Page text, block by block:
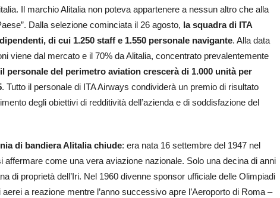
Il marchio Alitalia non poteva appartenere a nessun altro che alla
Dalla selezione cominciata il 26 agosto, la squadra di ITA
di cui 1.250 staff e 1.550 personale navigante. Alla data
viene dal mercato e il 70% da Alitalia, concentrato prevalentemente
il personale del perimetro aviation crescerà di 1.000 unità per
. Tutto il personale di ITA Airways condividerà un premio di risultato
degli obiettivi di redditività dell’azienda e di soddisfazione del
di bandiera Alitalia chiude: era nata 16 settembre del 1947 nel
come una vera aviazione nazionale. Solo una decina di anni
di proprietà dell’Iri. Nel 1960 divenne sponsor ufficiale delle Olimpiadi
a reazione mentre l’anno successivo apre l’Aeroporto di Roma –